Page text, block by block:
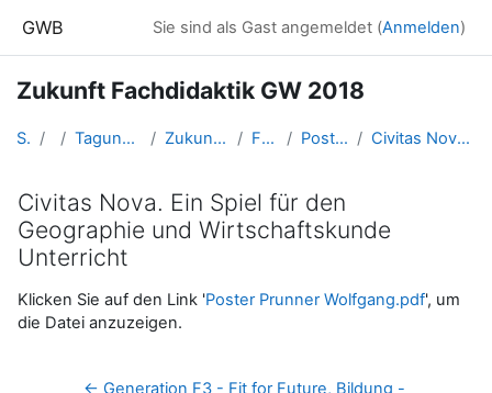
GWB Sie sind als Gast angemeldet (Anmelden)
Zukunft Fachdidaktik GW 2018
Startseite Kurse Tagungen, Events und Arbeitsgemeinschaften GW Zukunft Fachdidaktik GW - "Schlierbach-Tagung" FD_GW_Schlierbach2018 Postersession (25.04.2018, 8:30-9:30) Civitas Nova. Ein Spiel für den Geographie und Wirtschaftskunde Unterricht
Civitas Nova. Ein Spiel für den
Geographie und Wirtschaftskunde
Unterricht
Abschlussbedingungen
Klicken Sie auf den Link 'Poster Prunner Wolfgang.pdf', um
die Datei anzuzeigen.
← Generation F3 - Fit for Future, Bildung -